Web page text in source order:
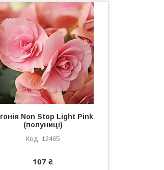
Non Stop Light Pink
(полуниці)
12465
107 ₴